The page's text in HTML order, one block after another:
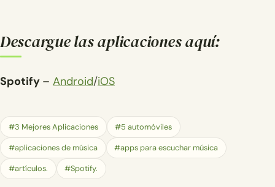
Descargue las aplicaciones aquí:
Spotify – Android/iOS
#3 Mejores Aplicaciones #5 automóviles
#aplicaciones de música #apps para escuchar música
#artículos. #Spotify.